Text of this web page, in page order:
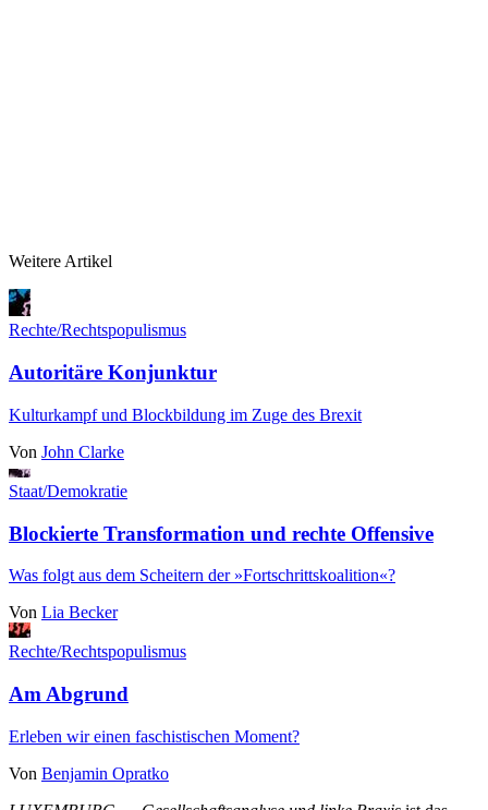
Weitere Artikel
Rechte/Rechtspopulismus
Autoritäre Konjunktur
Kulturkampf und Blockbildung im Zuge des Brexit
Von John Clarke
Staat/Demokratie
Blockierte Transformation und rechte Offensive
Was folgt aus dem Scheitern der »Fortschrittskoalition«?
Von Lia Becker
Rechte/Rechtspopulismus
Am Abgrund
Erleben wir einen faschistischen Moment?
Von Benjamin Opratko